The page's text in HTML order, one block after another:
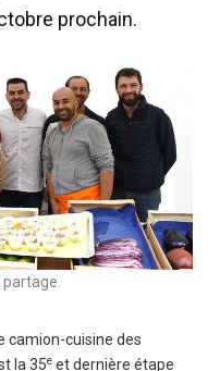
prochain.
partage.
camion-cuisine des
la 35e et dernière étape